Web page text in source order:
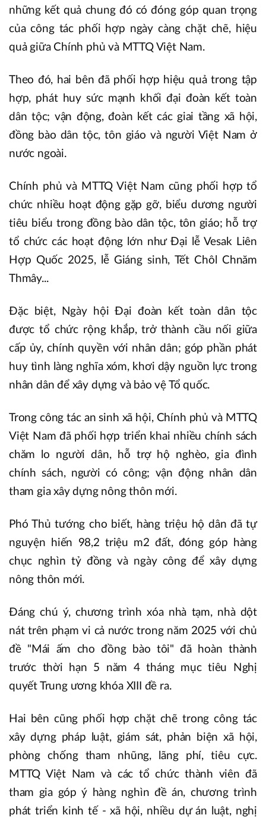
những kết quả chung đó có đóng góp quan trọng
của công tác phối hợp ngày càng chặt chẽ, hiệu
quả giữa Chính phủ và MTTQ Việt Nam.
Theo đó, hai bên đã phối hợp hiệu quả trong tập
hợp, phát huy sức mạnh khối đại đoàn kết toàn
dân tộc; vận động, đoàn kết các giai tầng xã hội,
đồng bào dân tộc, tôn giáo và người Việt Nam ở
nước ngoài.
Chính phủ và MTTQ Việt Nam cũng phối hợp tổ
chức nhiều hoạt động gặp gỡ, biểu dương người
tiêu biểu trong đồng bào dân tộc, tôn giáo; hỗ trợ
tổ chức các hoạt động lớn như Đại lễ Vesak Liên
Hợp Quốc 2025, lễ Giáng sinh, Tết Chôl Chnăm
Thmây...
Đặc biệt, Ngày hội Đại đoàn kết toàn dân tộc
được tổ chức rộng khắp, trở thành cầu nối giữa
cấp ủy, chính quyền với nhân dân; góp phần phát
huy tình làng nghĩa xóm, khơi dậy nguồn lực trong
nhân dân để xây dựng và bảo vệ Tổ quốc.
Trong công tác an sinh xã hội, Chính phủ và MTTQ
Việt Nam đã phối hợp triển khai nhiều chính sách
chăm lo người dân, hỗ trợ hộ nghèo, gia đình
chính sách, người có công; vận động nhân dân
tham gia xây dựng nông thôn mới.
Phó Thủ tướng cho biết, hàng triệu hộ dân đã tự
nguyện hiến 98,2 triệu m2 đất, đóng góp hàng
chục nghìn tỷ đồng và ngày công để xây dựng
nông thôn mới.
Đáng chú ý, chương trình xóa nhà tạm, nhà dột
nát trên phạm vi cả nước trong năm 2025 với chủ
đề "Mái ấm cho đồng bào tôi" đã hoàn thành
trước thời hạn 5 năm 4 tháng mục tiêu Nghị
quyết Trung ương khóa XIII đề ra.
Hai bên cũng phối hợp chặt chẽ trong công tác
xây dựng pháp luật, giám sát, phản biện xã hội,
phòng chống tham nhũng, lãng phí, tiêu cực.
MTTQ Việt Nam và các tổ chức thành viên đã
tham gia góp ý hàng nghìn đề án, chương trình
phát triển kinh tế - xã hội, nhiều dự án luật, nghị